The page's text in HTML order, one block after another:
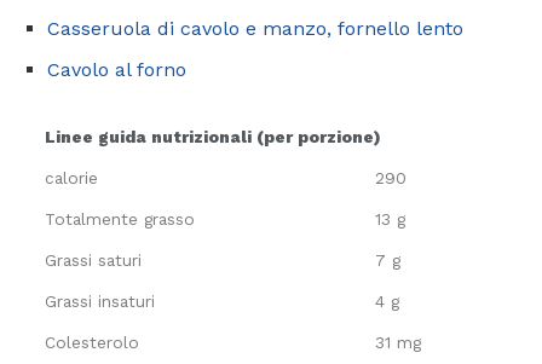
Casseruola di cavolo e manzo, fornello lento
Cavolo al forno
Linee guida nutrizionali (per porzione)
calorie 290
Totalmente grasso 13 g
Grassi saturi 7 g
Grassi insaturi 4 g
Colesterolo 31 mg